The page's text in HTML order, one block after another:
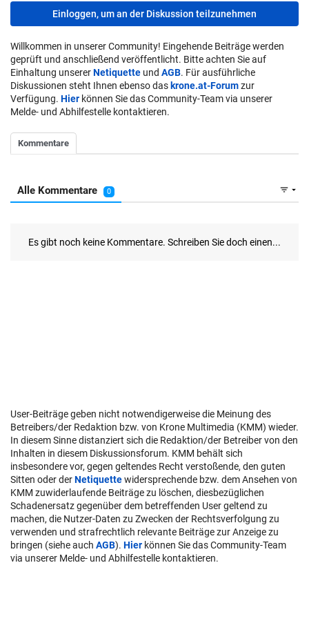
Einloggen, um an der Diskussion teilzunehmen
Willkommen in unserer Community! Eingehende Beiträge werden
geprüft und anschließend veröffentlicht. Bitte achten Sie auf
Einhaltung unsererNetiquette und AGB. Für ausführliche
Diskussionen steht Ihnen ebenso das krone.at-Forumzur
Verfügung. Hier können Sie das Community-Team via unserer
Melde- und Abhilfestelle kontaktieren.
User-Beiträge geben nicht notwendigerweise die Meinung des
Betreibers/der Redaktion bzw. von Krone Multimedia (KMM) wieder.
In diesem Sinne distanziert sich die Redaktion/der Betreiber von den
Inhalten in diesem Diskussionsforum. KMM behält sich
insbesondere vor, gegen geltendes Recht verstoßende, den guten
Sitten oder derNetiquettewidersprechende bzw. dem Ansehen von
KMM zuwiderlaufende Beiträge zu löschen, diesbezüglichen
Schadenersatz gegenüber dem betreffenden User geltend zu
machen, die Nutzer-Daten zu Zwecken der Rechtsverfolgung zu
verwenden und strafrechtlich relevante Beiträge zur Anzeige zu
bringen (siehe auch AGB). Hier können Sie das Community-Team
via unserer Melde- und Abhilfestelle kontaktieren.